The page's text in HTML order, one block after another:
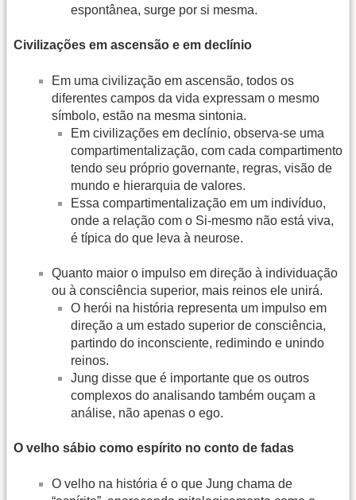
espontânea, surge por si mesma.
Civilizações em ascensão e em declínio
Em uma civilização em ascensão, todos os
diferentes campos da vida expressam o mesmo
símbolo, estão na mesma sintonia.
Em civilizações em declínio, observa-se uma
compartimentalização, com cada compartimento
tendo seu próprio governante, regras, visão de
mundo e hierarquia de valores.
Essa compartimentalização em um indivíduo,
onde a relação com o Si-mesmo não está viva,
é típica do que leva à neurose.
Quanto maior o impulso em direção à individuação
ou à consciência superior, mais reinos ele unirá.
O herói na história representa um impulso em
direção a um estado superior de consciência,
partindo do inconsciente, redimindo e unindo
reinos.
Jung disse que é importante que os outros
complexos do analisando também ouçam a
análise, não apenas o ego.
O velho sábio como espírito no conto de fadas
O velho na história é o que Jung chama de